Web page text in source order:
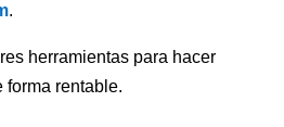
.
herramientas para hacer
forma rentable.